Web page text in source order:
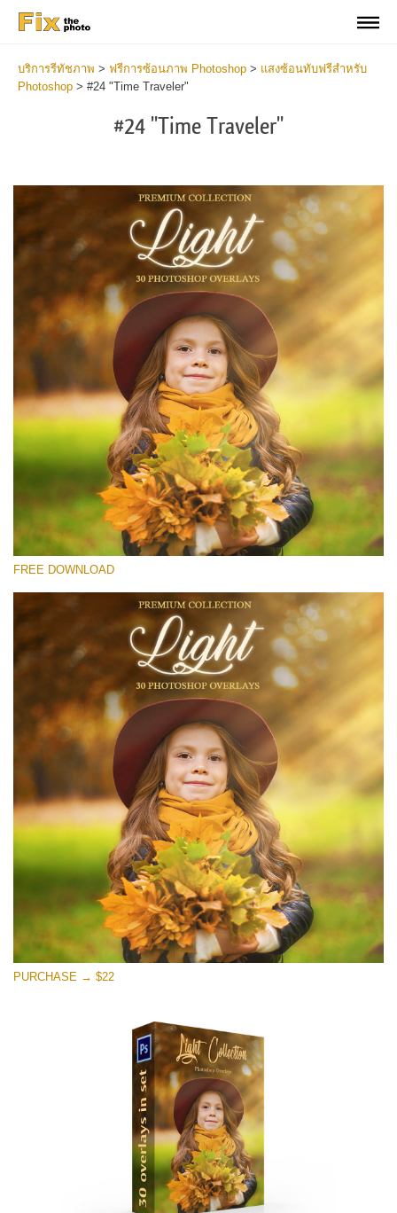
บริการรีทัชภาพ > ฟรีการซ้อนภาพ Photoshop > แสงซ้อนทับฟรีสำหรับ
Photoshop > #24 "Time Traveler"
#24 "Time Traveler"
โปรดเลือก
Free Light Overlay #24
Small 800*533px
Light Overlays
(30 Overlays)
Sunlight Collection
(290 Overlays)
Large 6000*4000px
Entire Collection
(1783 Overlays)
Large 6000*4000px
ดาวน์โหลดฟรี
FREE DOWNLOAD
PURCHASE → $22